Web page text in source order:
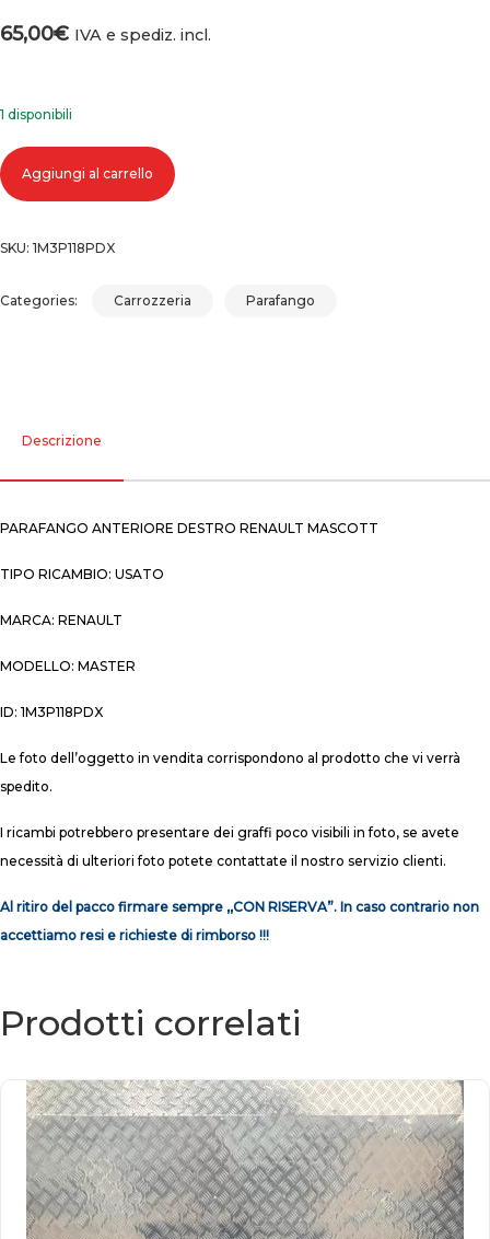
65,00€ IVA e spediz. incl.
1 disponibili
Parafango anteriore destro renault mascott quantità
Aggiungi al carrello
SKU: 1M3P118PDX
Categories: Carrozzeria Parafango
Descrizione
PARAFANGO ANTERIORE DESTRO RENAULT MASCOTT
TIPO RICAMBIO: USATO
MARCA: RENAULT
MODELLO: MASTER
ID: 1M3P118PDX
Le foto dell’oggetto in vendita corrispondono al prodotto che vi verrà
spedito.
I ricambi potrebbero presentare dei graffi poco visibili in foto, se avete
necessità di ulteriori foto potete contattate il nostro servizio clienti.
Al ritiro del pacco firmare sempre ,,CON RISERVA”. In caso contrario non
accettiamo resi e richieste di rimborso !!!
Prodotti correlati